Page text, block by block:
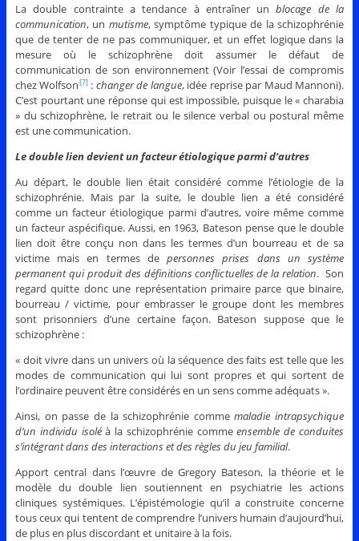
La double contrainte a tendance à entraîner unblocage de la
communication, un mutisme, symptôme typique de la schizophrénie
que de tenter de ne pas communiquer, et un effet logique dans la
mesure où le schizophrène doit assumer le défaut de
communication de son environnement (Voir l’essai de compromis
chez Wolfson[7]: changer de langue, idée reprise par Maud Mannoni).
C’est pourtant une réponse qui est impossible, puisque le « charabia
» du schizophrène, le retrait ou le silence verbal ou postural même
est une communication.
Le double lien devient un facteur étiologique parmi d’autres
Au départ, le double lien était considéré comme l’étiologie de la
schizophrénie. Mais par la suite, le double lien a été considéré
comme un facteur étiologique parmi d’autres, voire même comme
un facteur aspécifique. Aussi, en 1963, Bateson pense que le double
lien doit être conçu non dans les termes d’un bourreau et de sa
victime mais en termes depersonnes prises dans un système
permanent qui produit des définitions conflictuelles de la relation. Son
regard quitte donc une représentation primaire parce que binaire,
bourreau / victime, pour embrasser le groupe dont les membres
sont prisonniers d’une certaine façon. Bateson suppose que le
schizophrène :
« doit vivre dans un univers où la séquence des faits est telle que les
modes de communication qui lui sont propres et qui sortent de
l’ordinaire peuvent être considérés en un sens comme adéquats ».
Ainsi, on passe de la schizophrénie commemaladie intrapsychique
d’un individu isoléà la schizophrénie commeensemble de conduites
s’intégrant dans des interactions et des règles du jeu familial.
Apport central dans l’œuvre de Gregory Bateson, la théorie et le
modèle du double lien soutiennent en psychiatrie les actions
cliniques systémiques. L’épistémologie qu’il a construite concerne
tous ceux qui tentent de comprendre l’univers humain d’aujourd’hui,
de plus en plus discordant et unitaire à la fois.